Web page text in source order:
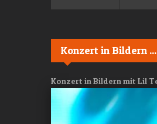
Konzert in Bildern
Konzert in Bildern mit Lil